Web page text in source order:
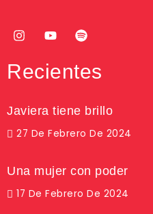
Recientes
Javiera tiene brillo
27 De Febrero De 2024
Una mujer con poder
17 De Febrero De 2024